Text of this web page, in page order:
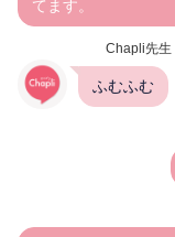
てます。
Chapli先生
ふむふむ